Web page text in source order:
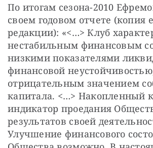
По итогам сезона-2010
своем годовом отчете (копия
редакции): «<…> Клуб
нестабильным финансовым
низкими показателями
финансовой
отрицательным значением
капитала. <…> Накопленный
индикатор проедания
результатов своей
Улучшение финансового